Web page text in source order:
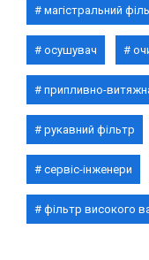
магістральний
осушувач
припливно-
рукавний фільтр
сервіс-інженери
фільтр високого